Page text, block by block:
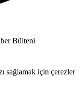
Bülteni
sağlamak için çerezler